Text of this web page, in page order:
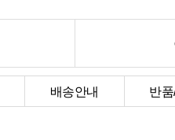
배송안내 반